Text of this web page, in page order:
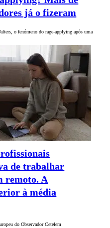
já o fizeram
o fenómeno do rage-applying após uma
de trabalhar
remoto. A
à média
do Observador Cetelem